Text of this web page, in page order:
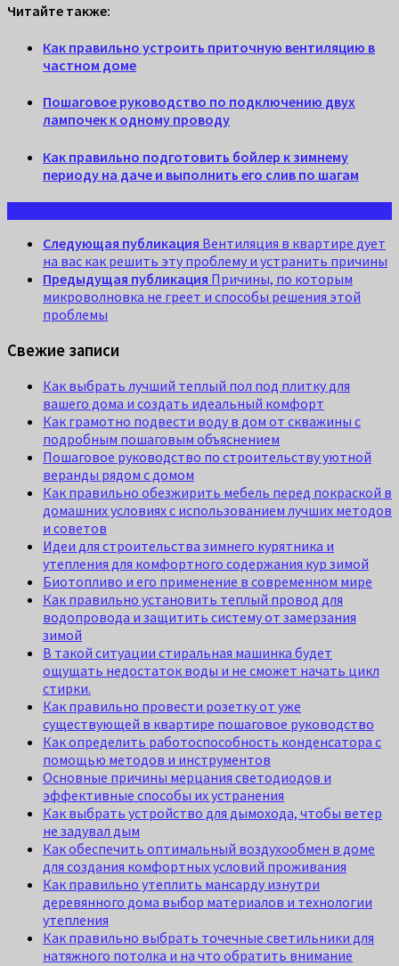
Читайте также:
Как правильно устроить приточную вентиляцию в
частном доме
Пошаговое руководство по подключению двух
лампочек к одному проводу
Как правильно подготовить бойлер к зимнему
периоду на даче и выполнить его слив по шагам
Следующая публикация Вентиляция в квартире дует
на вас как решить эту проблему и устранить причины
Предыдущая публикация Причины, по которым
микроволновка не греет и способы решения этой
проблемы
Свежие записи
Как выбрать лучший теплый пол под плитку для
вашего дома и создать идеальный комфорт
Как грамотно подвести воду в дом от скважины с
подробным пошаговым объяснением
Пошаговое руководство по строительству уютной
веранды рядом с домом
Как правильно обезжирить мебель перед покраской в
домашних условиях с использованием лучших методов
и советов
Идеи для строительства зимнего курятника и
утепления для комфортного содержания кур зимой
Биотопливо и его применение в современном мире
Как правильно установить теплый провод для
водопровода и защитить систему от замерзания
зимой
В такой ситуации стиральная машинка будет
ощущать недостаток воды и не сможет начать цикл
стирки.
Как правильно провести розетку от уже
существующей в квартире пошаговое руководство
Как определить работоспособность конденсатора с
помощью методов и инструментов
Основные причины мерцания светодиодов и
эффективные способы их устранения
Как выбрать устройство для дымохода, чтобы ветер
не задувал дым
Как обеспечить оптимальный воздухообмен в доме
для создания комфортных условий проживания
Как правильно утеплить мансарду изнутри
деревянного дома выбор материалов и технологии
утепления
Как правильно выбрать точечные светильники для
натяжного потолка и на что обратить внимание